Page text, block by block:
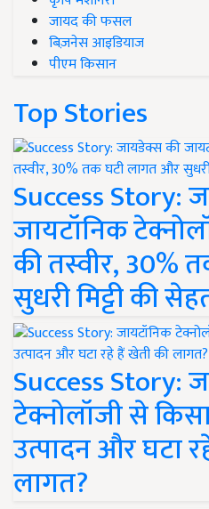
जायद की फसल
बिज़नेस आइडियाज
पीएम किसान
Top Stories
Success Story:
जायटॉनिक
की तस्वीर, 30%
सुधरी मिट्टी की
Success Story:
टेक्नोलॉजी से
उत्पादन और घटा
लागत?